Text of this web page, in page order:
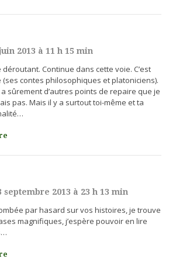
2013 à 11 h 15 min
déroutant. Continue dans cette voie. C’est
(ses contes philosophiques et platoniciens).
sûrement d’autres points de repaire que je
pas. Mais il y a surtout toi-même et ta
septembre 2013 à 23 h 13 min
par hasard sur vos histoires, je trouve
magnifiques, j’espère pouvoir en lire